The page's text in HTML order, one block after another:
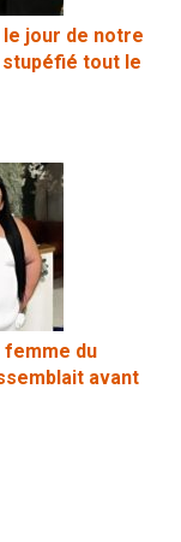
le jour de notre
tout le
femme du
avant